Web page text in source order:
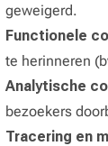
geweigerd.
Functionele
te herinneren
Analytische
bezoekers
Tracering en